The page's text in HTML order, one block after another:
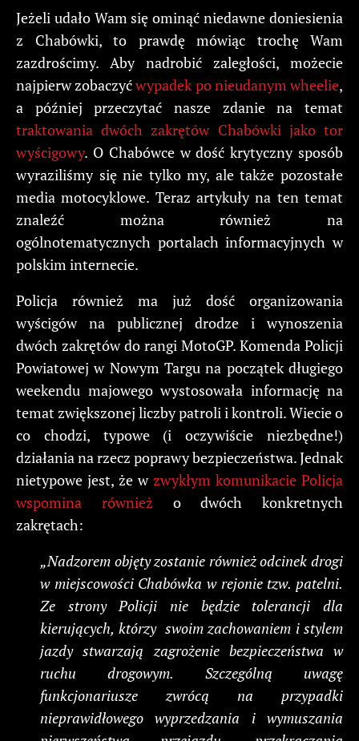
Jeżeli udało Wam się ominąć niedawne doniesienia
z Chabówki, to prawdę mówiąc trochę Wam
zazdrościmy. Aby nadrobić zaległości, możecie
najpierw zobaczyćwypadek po nieudanym wheelie,
a później przeczytać nasze zdanie na temat
traktowania dwóch zakrętów Chabówki jako tor
wyścigowy. O Chabówce w dość krytyczny sposób
wyraziliśmy się nie tylko my, ale także pozostałe
media motocyklowe. Teraz artykuły na ten temat
znaleźć można również na
ogólnotematycznych portalach informacyjnych w
polskim internecie.
Policja również ma już dość organizowania
wyścigów na publicznej drodze i wynoszenia
dwóch zakrętów do rangi MotoGP. Komenda Policji
Powiatowej w Nowym Targu na początek długiego
weekendu majowego wystosowała informację na
temat zwiększonej liczby patroli i kontroli. Wiecie o
co chodzi, typowe (i oczywiście niezbędne!)
działania na rzecz poprawy bezpieczeństwa. Jednak
nietypowe jest, że w zwykłym komunikacie Policja
wspomina również o dwóch konkretnych
zakrętach:
„Nadzorem objęty zostanie również odcinek drogi
w miejscowości Chabówka w rejonie tzw. patelni.
Ze strony Policji nie będzie tolerancji dla
kierujących, którzy swoim zachowaniem i stylem
jazdy stwarzają zagrożenie bezpieczeństwa w
ruchu drogowym. Szczególną uwagę
funkcjonariusze zwrócą na przypadki
nieprawidłowego wyprzedzania i wymuszania